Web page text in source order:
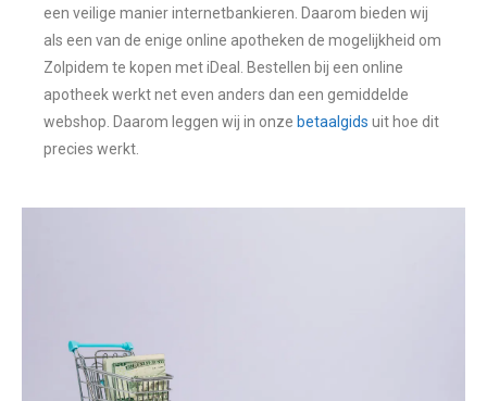
een veilige manier internetbankieren. Daarom bieden wij
als een van de enige online apotheken de mogelijkheid om
Zolpidem te kopen met iDeal. Bestellen bij een online
apotheek werkt net even anders dan een gemiddelde
webshop. Daarom leggen wij in onze betaalgids uit hoe dit
precies werkt.